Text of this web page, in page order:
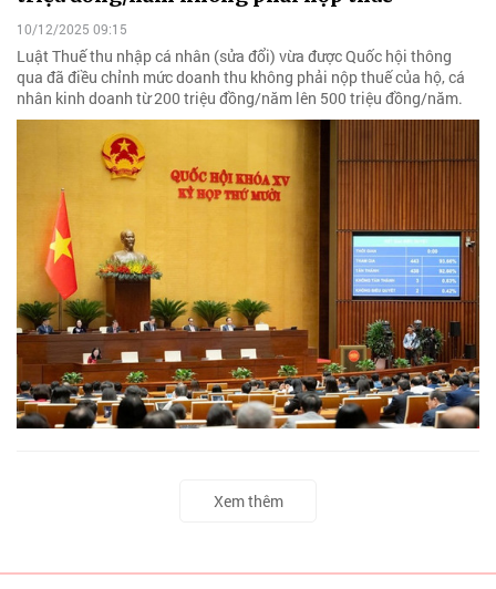
10/12/2025 09:15
Luật Thuế thu nhập cá nhân (sửa đổi) vừa được Quốc hội thông
qua đã điều chỉnh mức doanh thu không phải nộp thuế của hộ, cá
nhân kinh doanh từ 200 triệu đồng/năm lên 500 triệu đồng/năm.
Xem thêm